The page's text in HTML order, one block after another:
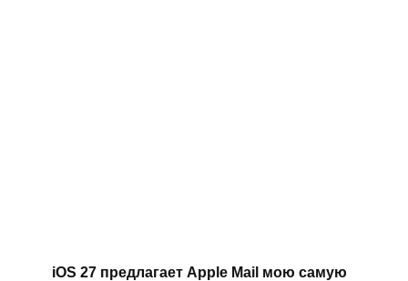
iOS 27 предлагает Apple Mail мою самую